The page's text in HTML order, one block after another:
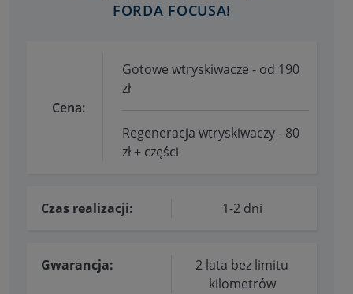
FORDA FOCUSA!
Cena:
Gotowe wtryskiwacze - od 190
zł
Regeneracja wtryskiwaczy - 80
zł + części
Czas realizacji: 1-2 dni
Gwarancja:
2 lata bez limitu
kilometrów